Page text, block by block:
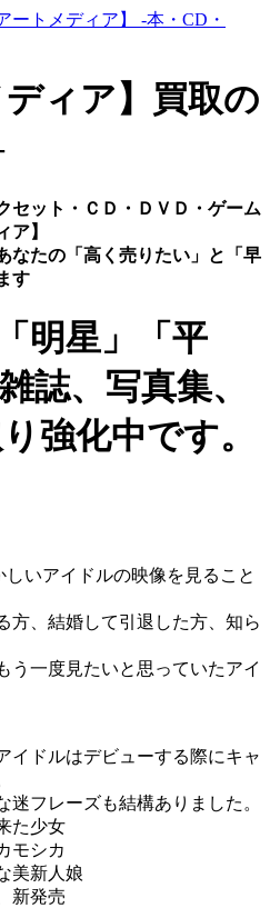
ートメディア】 -本・CD・
ィア】買取の
セット・ＣＤ・ＤＶＤ・ゲーム
ア】
なたの「高く売りたい」と「早
す
明星」「平
誌、写真集、
強化中です。
しいアイドルの映像を見ること
方、結婚して引退した方、知ら
う一度見たいと思っていたアイ
イドルはデビューする際にキャ
フレーズも結構ありました。
た少女
モシカ
美新人娘
新発売